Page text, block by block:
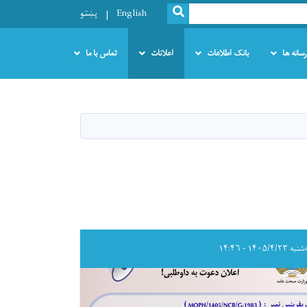
SEARCH
English پښتو
رسانه ها بانک اطلاعات اعلانات تماس با ما
۴/۲۳ - ۱۴:۴۶